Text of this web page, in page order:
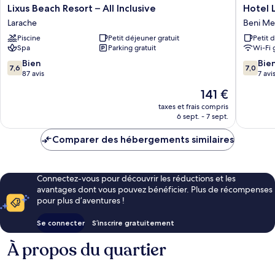
Lixus
Beach
Resort
–
All
Inclusive
Larache
Lixus Beach Resort – All Inclusive
Larache
Piscine
Petit déjeuner gratuit
Spa
Parking gratuit
7.6
sur
7,6 Bien
87 avis
Le
nouveau
prix
de
141 €
taxes et frais compris
6 sept. - 7 sept.
Hotel
La
Coline
Beni
Mellal
Hotel
Beni
Petit
Wi-Fi
7.0
sur
7,0
7 avis
Comparer des hébergements similaires
Connectez-vous pour découvrir les réductions et les
avantages dont vous pouvez bénéficier. Plus de récompenses
pour plus d’aventures !
Se connecter S’inscrire gratuitement
À propos du quartier